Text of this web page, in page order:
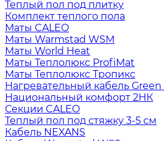
Теплый пол под плитку
Комплект теплого пола
Маты CALEO
Маты Warmstad WSM
Маты World Heat
Маты Теплолюкс ProfiMat
Маты Теплолюкс Тропикс
Нагревательный кабель Green
Национальный комфорт 2НК
Секции CALEO
Теплый пол под стяжку 3-5 см
Кабель NEXANS